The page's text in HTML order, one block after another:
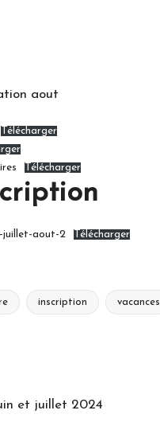
aout
Télécharger
Télécharger
juillet-aout-2 Télécharger
inscription vacances
et juillet 2024